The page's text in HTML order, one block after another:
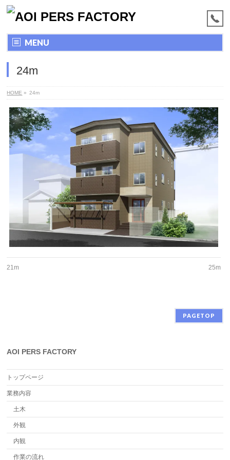
MENU
24m
HOME » 24m
21m 25m
PAGETOP
AOI PERS FACTORY
トップページ
業務内容
土木
外観
内観
作業の流れ